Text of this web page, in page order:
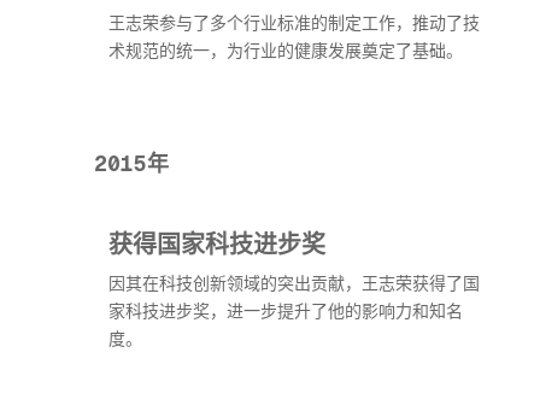
王志荣参与了多个行业标准的制定工作，推动了技
术规范的统一，为行业的健康发展奠定了基础。
2015年
获得国家科技进步奖
因其在科技创新领域的突出贡献，王志荣获得了国
家科技进步奖，进一步提升了他的影响力和知名
度。